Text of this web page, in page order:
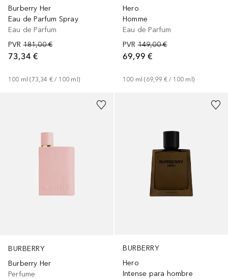
Burberry Her
Eau de Parfum Spray
Eau de Parfum
PVR 181,00 €
73,34 €
100 ml (73,34 € / 100 ml )
Hero
Homme
Eau de Parfum
PVR 149,00 €
69,99 €
100 ml (69,99 € / 100 ml )
BURBERRY
Burberry Her
Perfume
BURBERRY
Hero
Intense para hombre